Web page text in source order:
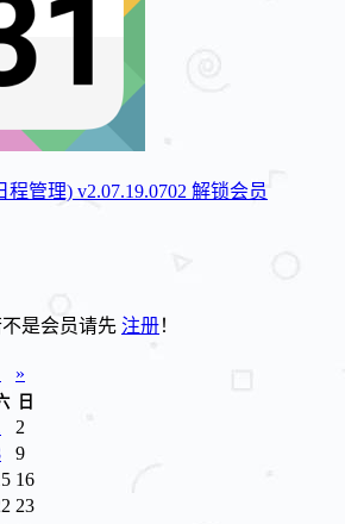
程管理) v2.07.19.0702 解锁会员
是会员请先 注册！
»
日
2
9
16
23